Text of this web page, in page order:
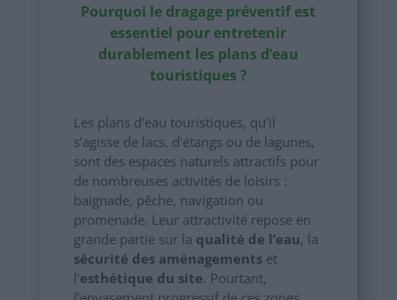
Pourquoi le dragage préventif est
essentiel pour entretenir
durablement les plans d’eau
touristiques ?
Les plans d’eau touristiques, qu’il
s’agisse de lacs, d’étangs ou de lagunes,
sont des espaces naturels attractifs pour
de nombreuses activités de loisirs :
baignade, pêche, navigation ou
promenade. Leur attractivité repose en
grande partie sur la qualité de l’eau, la
sécurité des aménagementset
l’esthétique du site. Pourtant,